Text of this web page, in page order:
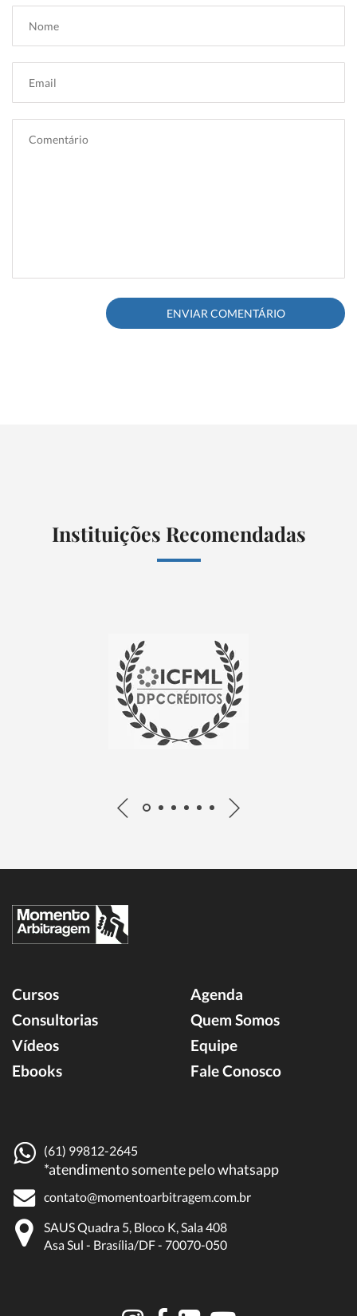
Instituições Recomendadas
Cursos
Consultorias
Vídeos
Ebooks
Agenda
Quem Somos
Equipe
Fale Conosco
(61) 99812-2645
*atendimento somente pelo whatsapp
contato@momentoarbitragem.com.br
SAUS Quadra 5, Bloco K, Sala 408
Asa Sul - Brasília/DF - 70070-050